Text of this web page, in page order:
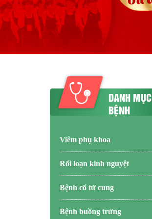
DANH MỤC
BỆNH
Viêm phụ khoa
Rối loạn kinh nguyệt
Bệnh cổ tử cung
Bệnh buồng trứng